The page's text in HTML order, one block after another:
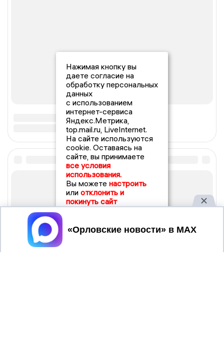
Нажимая кнопку вы
даете согласие на
обработку персональных
данных
с использованием
интернет-сервиса
Яндекс.Метрика,
top.mail.ru, LiveInternet.
На сайте используются
cookie. Оставаясь на
сайте, вы принимаете
все условия
использования.
Вы можете настроить
или отклонить и
покинуть сайт
Принять